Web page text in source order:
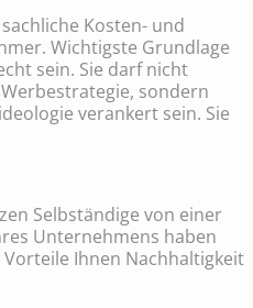
Kosten- und
Wichtigste Grundlage
sein. Sie darf nicht
sondern
verankert sein. Sie
Selbständige von einer
Unternehmens haben
Ihnen Nachhaltigkeit